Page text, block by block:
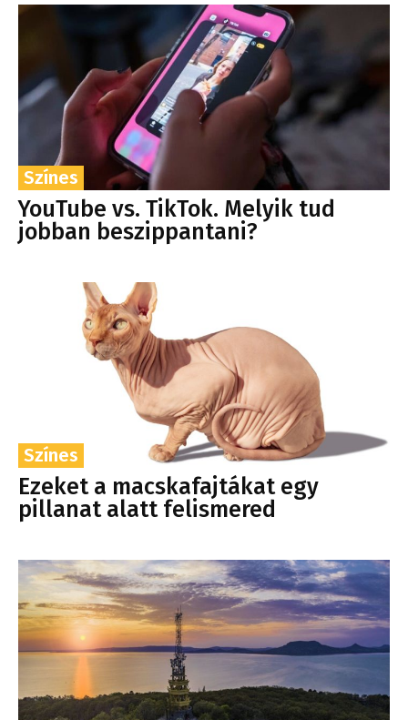
Színes
YouTube vs. TikTok. Melyik tud
jobban beszippantani?
Színes
Ezeket a macskafajtákat egy
pillanat alatt felismered